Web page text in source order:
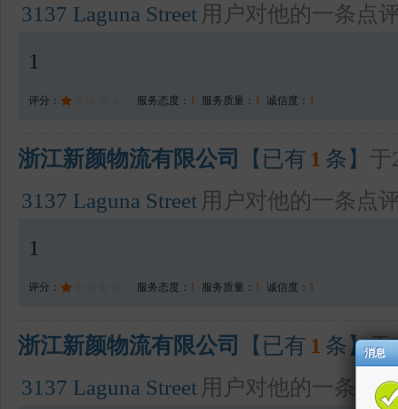
3137 Laguna Street 用户对他的一条点
1
评分： 服务态度： 1 服务质量： 1 诚信度： 1
浙江新颜物流有限公司 【已有 1 条】 于
3137 Laguna Street 用户对他的一条点
1
评分： 服务态度： 1 服务质量： 1 诚信度： 1
浙江新颜物流有限公司 【已有 1 条】于
3137 Laguna Street 用户对他的一条点